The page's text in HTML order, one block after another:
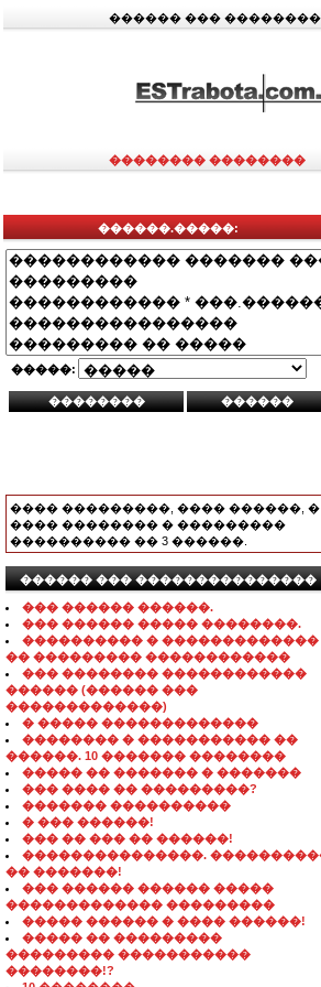
������ ���
�������� ��������
������.�����:
�����:
���� ���������, ���� ������, �
���� �������� � ���������
���������� �� 3 ������.
������ ��� ���������������
��� ������ ������.
��� ������ ����� ��������.
���������� � �������������
�� ��������� ������������
��� �������� ������������
������ (������ ���
�������������)
� ����� �������������
�������� � ����������� ��
������. 10 ������� ��������
����� �� ������� � �������
��� ���� �� ���������?
������� ����������
� ��� ������!
��� �� ��� �� ������!
���������������.
�� �������!
��� ������ ������ �����
������������� ���������
����� ������ � ���� ������!
����� �� ���������
��������� �����������
��������!?